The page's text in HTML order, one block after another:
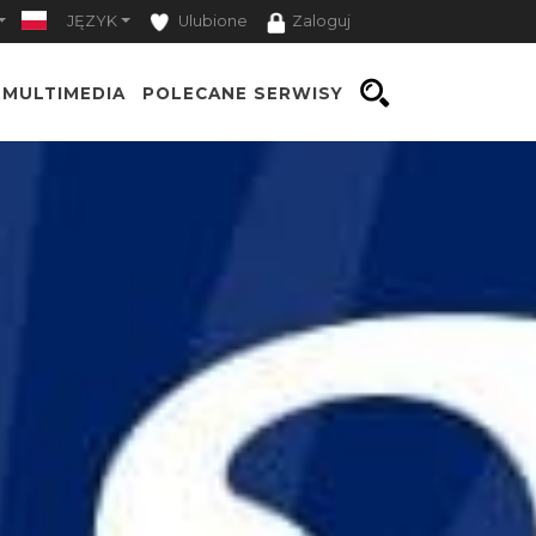
JĘZYK Ulubione Zaloguj
MULTIMEDIA POLECANE SERWISY